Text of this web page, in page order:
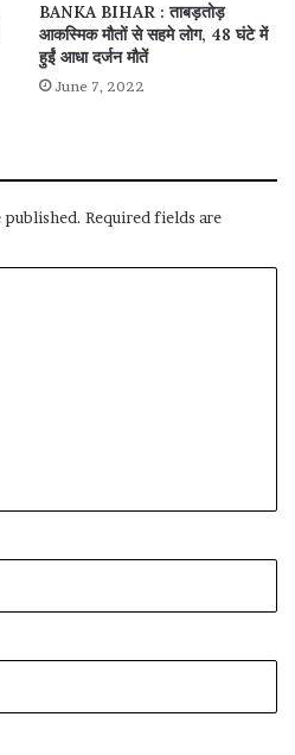
BANKA BIHAR : ताबड़तोड़
आकस्मिक मौतों से सहमे लोग, 48 घंटे में
हुईं आधा दर्जन मौतें
June 7, 2022
published. Required fields are